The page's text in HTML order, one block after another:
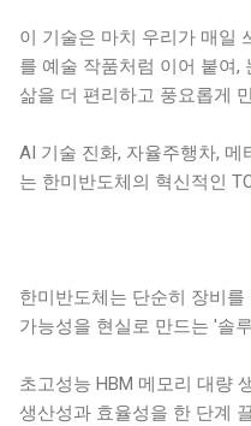
이 기술은 마치 우리가 매일
를 예술 작품처럼 이어 붙여,
삶을 더 편리하고 풍요롭게
AI 기술 진화, 자율주행차,
는 한미반도체의 혁신적인
한미반도체는 단순히 장비
가능성을 현실로 만드는 '솔
초고성능 HBM 메모리 대량
생산성과 효율성을 한 단계